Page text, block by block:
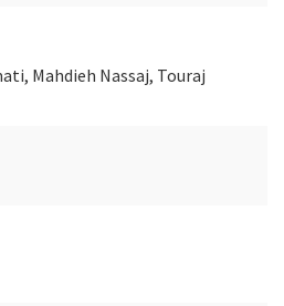
Mahdieh Nassaj, Touraj